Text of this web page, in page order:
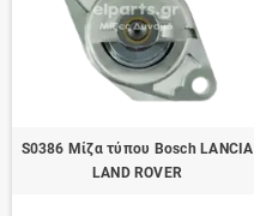
S0386 Μίζα τύπου Bosch LANCIA
LAND ROVER